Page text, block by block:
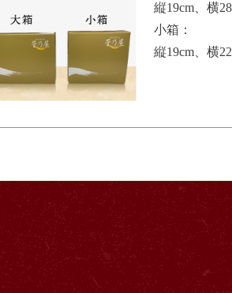
縦19cm、横
小箱：
縦19cm、横